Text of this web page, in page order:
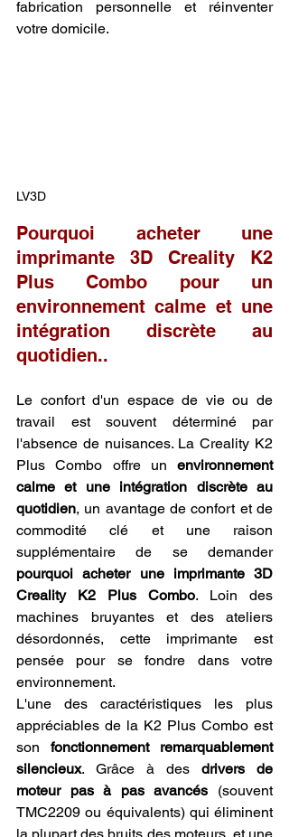
fabrication personnelle et réinventer
votre domicile.
LV3D
Pourquoi acheter une
imprimante 3D Creality K2
Plus Combo pour un
environnement calme et une
intégration discrète au
quotidien..
Le confort d'un espace de vie ou de
travail est souvent déterminé par
l'absence de nuisances. La Creality K2
Plus Combo offre un environnement
calme et une intégration discrète au
quotidien, un avantage de confort et de
commodité clé et une raison
supplémentaire de se demander
pourquoi acheter une imprimante 3D
Creality K2 Plus Combo. Loin des
machines bruyantes et des ateliers
désordonnés, cette imprimante est
pensée pour se fondre dans votre
environnement.
L'une des caractéristiques les plus
appréciables de la K2 Plus Combo est
son fonctionnement remarquablement
silencieux. Grâce à des drivers de
moteur pas à pas avancés (souvent
TMC2209 ou équivalents) qui éliminent